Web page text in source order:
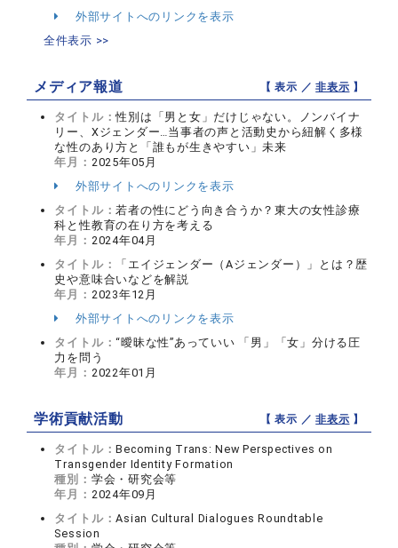
外部サイトへのリンクを表示
全件表示 >>
メディア報道 【 表示 ／非表示 】
タイトル：性別は「男と女」だけじゃない。ノンバイナ
リー、Xジェンダー…当事者の声と活動史から紐解く多様
な性のあり方と「誰もが生きやすい」未来
年月： 2025年05月
外部サイトへのリンクを表示
タイトル：若者の性にどう向き合うか？東大の女性診療
科と性教育の在り方を考える
年月： 2024年04月
タイトル：
「エイジェンダー（Aジェンダー）」とは？歴
史や意味合いなどを解説
年月： 2023年12月
外部サイトへのリンクを表示
タイトル：“曖昧な性”あっていい 「男」「女」分ける圧
力を問う
年月： 2022年01月
学術貢献活動 【 表示 ／非表示 】
タイトル：Becoming Trans: New Perspectives on
Transgender Identity Formation
種別： 学会・研究会等
年月： 2024年09月
タイトル：Asian Cultural Dialogues Roundtable
Session